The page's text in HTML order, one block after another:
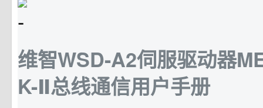
维智WSD-A2伺服驱动器
K-Ⅱ总线通信用户手册